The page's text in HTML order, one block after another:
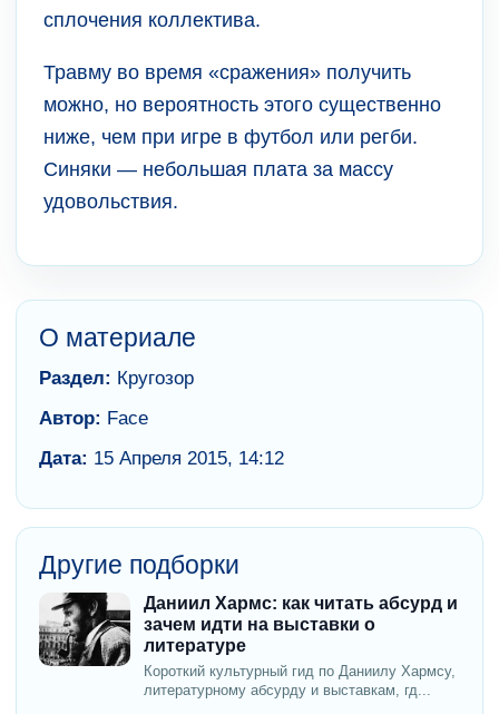
сплочения коллектива.
Травму во время «сражения» получить
можно, но вероятность этого существенно
ниже, чем при игре в футбол или регби.
Синяки — небольшая плата за массу
удовольствия.
О материале
Раздел: Кругозор
Автор: Face
Дата: 15 Апреля 2015, 14:12
Другие подборки
Даниил Хармс: как читать абсурд и
зачем идти на выставки о
литературе
Короткий культурный гид по Даниилу Хармсу,
литературному абсурду и выставкам, гд...